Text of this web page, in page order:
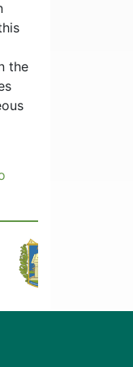
the